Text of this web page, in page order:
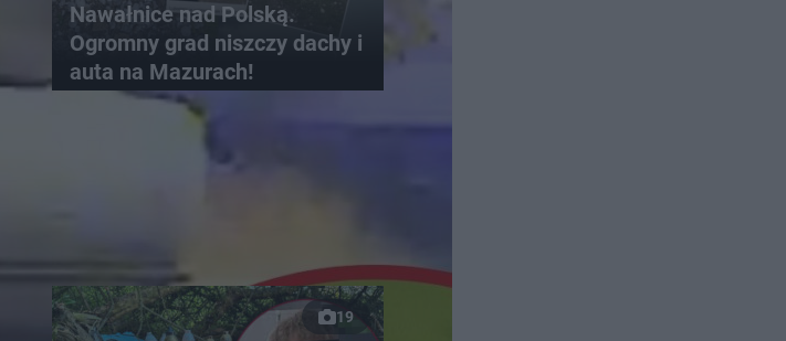
Nawałnice nad Polską.
Ogromny grad niszczy dachy i
auta na Mazurach!
19